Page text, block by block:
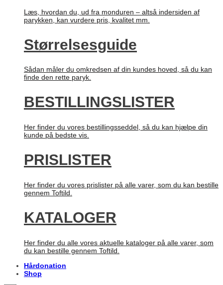
Læs, hvordan du, ud fra monduren – altså indersiden af
parykken, kan vurdere pris, kvalitet mm.
Størrelsesguide
Sådan måler du omkredsen af din kundes hoved, så du kan
finde den rette paryk.
BESTILLINGSLISTER
Her finder du vores bestillingsseddel, så du kan hjælpe din
kunde på bedste vis.
PRISLISTER
Her finder du vores prislister på alle varer, som du kan bestille
gennem Toftild.
KATALOGER
Her finder du alle vores aktuelle kataloger på alle varer, som
du kan bestille gennem Toftild.
Hårdonation
Shop